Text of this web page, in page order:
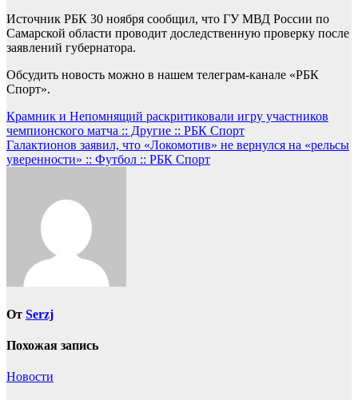
Источник РБК 30 ноября сообщил, что ГУ МВД России по
Самарской области проводит доследственную проверку после
заявлений губернатора.
Обсудить новость можно в нашем телеграм-канале «РБК
Спорт».
Навигация
по
записям
Крамник и Непомнящий раскритиковали игру участников
чемпионского матча :: Другие :: РБК Спорт
Галактионов заявил, что «Локомотив» не вернулся на «рельсы
уверенности» :: Футбол :: РБК Спорт
От Serzj
Похожая запись
Новости